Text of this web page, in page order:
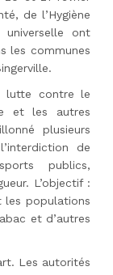
de l’Hygiène
ont
les communes
lutte contre le
et les autres
plusieurs
de
publics,
L’objectif :
les populations
et d’autres
Les autorités